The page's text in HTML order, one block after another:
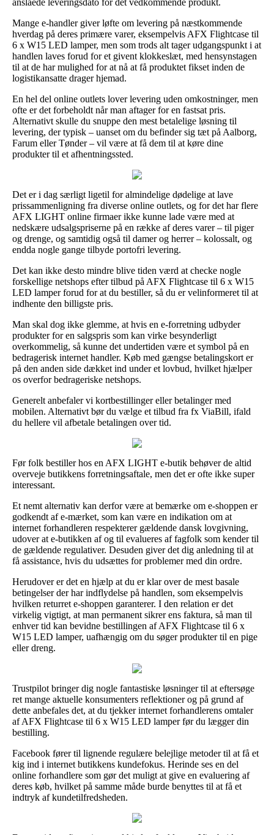
Mange e-handler giver løfte om levering på næstkommende
hverdag på deres primære varer, eksempelvis AFX Flightcase til
6 x W15 LED lamper, men som trods alt tager udgangspunkt i at
handlen laves forud for et givent klokkeslæt, med hensynstagen
til at de har mulighed for at nå at få produktet fikset inden de
logistikansatte drager hjemad.
En hel del online outlets lover levering uden omkostninger, men
ofte er det forbeholdt når man aftager for en fastsat pris.
Alternativt skulle du snuppe den mest betalelige løsning til
levering, der typisk – uanset om du befinder sig tæt på Aalborg,
Farum eller Tønder – vil være at få dem til at køre dine
produkter til et afhentningssted.
Det er i dag særligt ligetil for almindelige dødelige at lave
prissammenligning fra diverse online outlets, og for det har flere
AFX LIGHT online firmaer ikke kunne lade være med at
nedskære udsalgspriserne på en række af deres varer – til piger
og drenge, og samtidig også til damer og herrer – kolossalt, og
endda nogle gange tilbyde portofri levering.
Det kan ikke desto mindre blive tiden værd at checke nogle
forskellige netshops efter tilbud på AFX Flightcase til 6 x W15
LED lamper forud for at du bestiller, så du er velinformeret til at
indhente den billigste pris.
Man skal dog ikke glemme, at hvis en e-forretning udbyder
produkter for en salgspris som kan virke besynderligt
overkommelig, så kunne det undertiden være et symbol på en
bedragerisk internet handler. Køb med gængse betalingskort er
på den anden side dækket ind under et lovbud, hvilket hjælper
os overfor bedrageriske netshops.
Generelt anbefaler vi kortbestillinger eller betalinger med
mobilen. Alternativt bør du vælge et tilbud fra fx ViaBill, ifald
du hellere vil afbetale betalingen over tid.
Før folk bestiller hos en AFX LIGHT e-butik behøver de altid
overveje butikkens forretningsaftale, men det er ofte ikke super
interessant.
Et nemt alternativ kan derfor være at bemærke om e-shoppen er
godkendt af e-mærket, som kan være en indikation om at
internet forhandleren respekterer gældende dansk lovgivning,
udover at e-butikken af og til evalueres af fagfolk som kender til
de gældende regulativer. Desuden giver det dig anledning til at
få assistance, hvis du udsættes for problemer med din ordre.
Herudover er det en hjælp at du er klar over de mest basale
betingelser der har indflydelse på handlen, som eksempelvis
hvilken returret e-shoppen garanterer. I den relation er det
virkelig vigtigt, at man permanent sikrer ens faktura, så man til
enhver tid kan bevidne bestillingen af AFX Flightcase til 6 x
W15 LED lamper, uafhængig om du søger produkter til en pige
eller dreng.
Trustpilot bringer dig nogle fantastiske løsninger til at eftersøge
ret mange aktuelle konsumenters reflektioner og på grund af
dette anbefales det, at du tjekker internet forhandlerens omtaler
af AFX Flightcase til 6 x W15 LED lamper før du lægger din
bestilling.
Facebook fører til lignende regulære belejlige metoder til at få et
kig ind i internet butikkens kundefokus. Herinde ses en del
online forhandlere som gør det muligt at give en evaluering af
deres køb, hvilket på samme måde burde benyttes til at få et
indtryk af kundetilfredsheden.